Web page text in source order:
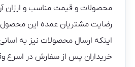
محصولات و قیمت مناسب و ارزان
رضایت مشتریان عمده این محصول
اینکه ارسال محصولات نیز به
خریداران پس از سفارش در اسرع